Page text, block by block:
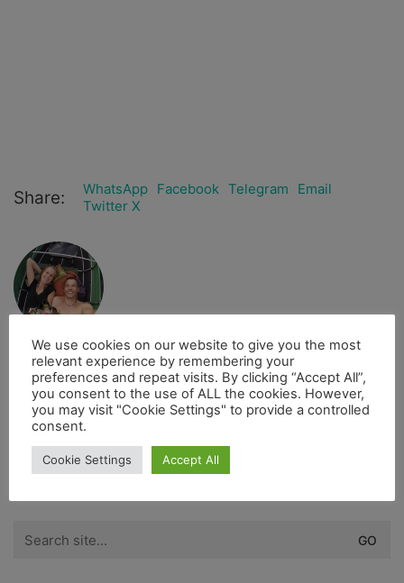
Share: WhatsApp Facebook Telegram
Email
Twitter X
2bfree
Administrator
7. März 2016
USA,West Verginia
for:
We use cookies on our website to give you the most
relevant experience by remembering your
preferences and repeat visits. By clicking “Accept All”,
you consent to the use of ALL the cookies. However,
you may visit "Cookie Settings" to provide a controlled
consent.
Cookie Settings Accept All